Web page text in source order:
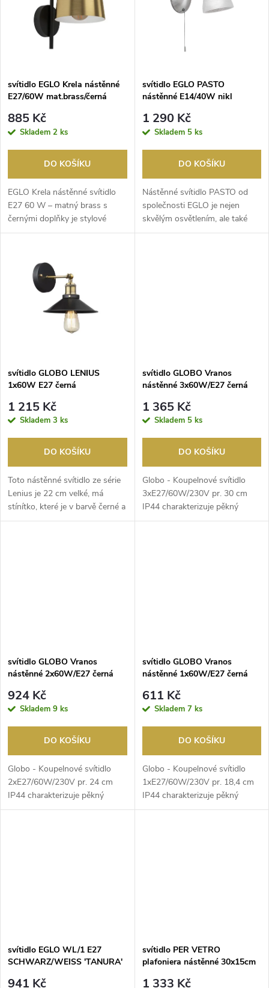
p
r
o
d
u
Abecedně
s
p
r
d
u
svítidlo EGLO Krela nástěnné
E27/60W mat.brass/černá
885 Kč
Skladem 2 ks
DO KOŠÍKU
EGLO Krela nástěnné svítidlo
E27 60 W – matný brass s
černými doplňky je stylové
interiérové světlo ...
svítidlo EGLO PASTO
nástěnné E14/40W nikl
1 290 Kč
Skladem 5 ks
DO KOŠÍKU
Nástěnné svítidlo PASTO od
společnosti EGLO je nejen
skvělým osvětlením, ale také
pěknou a jednoduch...
svítidlo GLOBO LENIUS
1x60W E27 černá
1 215 Kč
Skladem 3 ks
DO KOŠÍKU
Toto nástěnné svítidlo ze série
Lenius je 22 cm velké, má
stínítko, které je v barvě černé a
staré m...
svítidlo GLOBO Vranos
nástěnné 3x60W/E27 černá
1 365 Kč
Skladem 5 ks
DO KOŠÍKU
Globo - Koupelnové svítidlo
3xE27/60W/230V pr. 30 cm
IP44 charakterizuje pěkný
design a funkční prov...
svítidlo GLOBO Vranos
nástěnné 2x60W/E27 černá
924 Kč
Skladem 9 ks
DO KOŠÍKU
Globo - Koupelnové svítidlo
2xE27/60W/230V pr. 24 cm
IP44 charakterizuje pěkný
design a funkční prov...
svítidlo GLOBO Vranos
nástěnné 1x60W/E27 černá
611 Kč
Skladem 7 ks
DO KOŠÍKU
Globo - Koupelnové svítidlo
1xE27/60W/230V pr. 18,4 cm
IP44 charakterizuje pěkný
design a funkční pr...
svítidlo EGLO WL/1 E27
SCHWARZ/WEISS 'TANURA'
941 Kč
svítidlo PER VETRO
plafoniera nástěnné 30x15cm
1 333 Kč